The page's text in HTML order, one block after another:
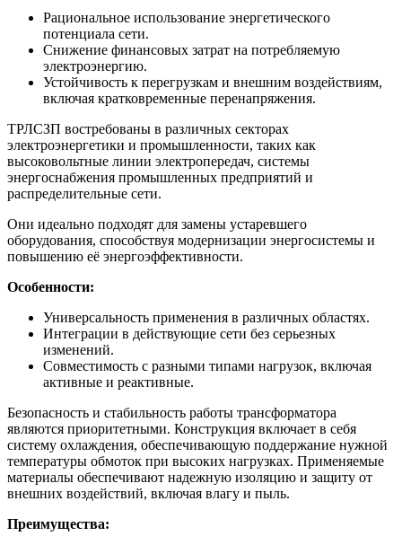
Рациональное использование энергетического
потенциала сети.
Снижение финансовых затрат на потребляемую
электроэнергию.
Устойчивость к перегрузкам и внешним воздействиям,
включая кратковременные перенапряжения.
ТРЛСЗП востребованы в различных секторах
электроэнергетики и промышленности, таких как
высоковольтные линии электропередач, системы
энергоснабжения промышленных предприятий и
распределительные сети.
Они идеально подходят для замены устаревшего
оборудования, способствуя модернизации энергосистемы и
повышению её энергоэффективности.
Особенности:
Универсальность применения в различных областях.
Интеграции в действующие сети без серьезных
изменений.
Совместимость с разными типами нагрузок, включая
активные и реактивные.
Безопасность и стабильность работы трансформатора
являются приоритетными. Конструкция включает в себя
систему охлаждения, обеспечивающую поддержание нужной
температуры обмоток при высоких нагрузках. Применяемые
материалы обеспечивают надежную изоляцию и защиту от
внешних воздействий, включая влагу и пыль.
Преимущества: